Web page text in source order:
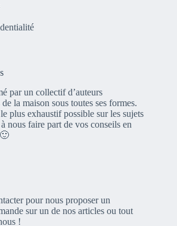
par un collectif d’auteurs
la maison sous toutes ses formes.
plus exhaustif possible sur les sujets
nous faire part de vos conseils en
pour nous proposer un
sur un de nos articles ou tout
!